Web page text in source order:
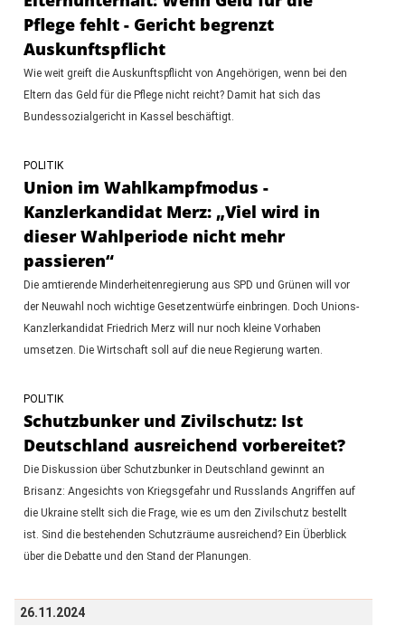
Pflege fehlt - Gericht begrenzt
Auskunftspflicht
Wie weit greift die Auskunftspflicht von Angehörigen, wenn bei den
Eltern das Geld für die Pflege nicht reicht? Damit hat sich das
Bundessozialgericht in Kassel beschäftigt.
POLITIK
Union im Wahlkampfmodus -
Kanzlerkandidat Merz: „Viel wird in
dieser Wahlperiode nicht mehr
passieren“
Die amtierende Minderheitenregierung aus SPD und Grünen will vor
der Neuwahl noch wichtige Gesetzentwürfe einbringen. Doch Unions-
Kanzlerkandidat Friedrich Merz will nur noch kleine Vorhaben
umsetzen. Die Wirtschaft soll auf die neue Regierung warten.
POLITIK
Schutzbunker und Zivilschutz: Ist
Deutschland ausreichend vorbereitet?
Die Diskussion über Schutzbunker in Deutschland gewinnt an
Brisanz: Angesichts von Kriegsgefahr und Russlands Angriffen auf
die Ukraine stellt sich die Frage, wie es um den Zivilschutz bestellt
ist. Sind die bestehenden Schutzräume ausreichend? Ein Überblick
über die Debatte und den Stand der Planungen.
26.11.2024